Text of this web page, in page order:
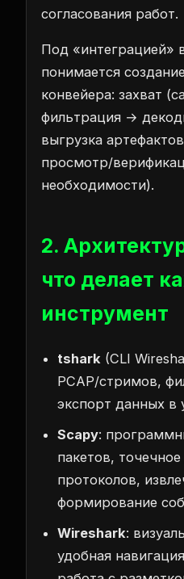
согласования работ.
Под «интеграцией»
понимается
конвейера: захват
фильтрация →
выгрузка
просмотр/
необходимости).
2.
что делает
инструмент
tshark (CLI
PCAP/стримов,
экспорт данных в
Scapy:
пакетов,
протоколов,
формирование
Wireshark:
удобная